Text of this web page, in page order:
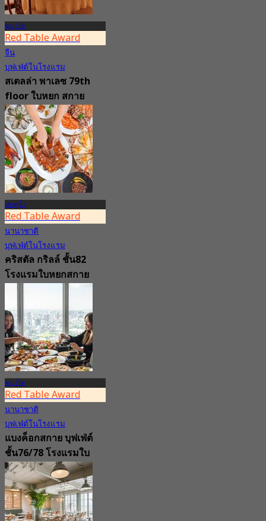
พญาไท
Red Table Award
จีน
บุฟเฟ่ต์ในโรงแรม
สเตลล่า พาเลซ 79th
floor ใบหยก สกาย
79th floor
4.7
6.8K การจอง
จาก฿ 1,350
ประตูน้ำ
Red Table Award
นานาชาติ
บุฟเฟ่ต์ในโรงแรม
คริสตัล กริลล์ ชั้น82
โรงแรมใบหยกสกาย
จาก ฿ 690
พญาไท
Red Table Award
นานาชาติ
บุฟเฟ่ต์ในโรงแรม
แบงค็อกสกาย บุฟเฟ่ต์
ชั้น76/78 โรงแรมใบ
หยกสกาย
4.4
25.9K การจอง
จาก฿ 380